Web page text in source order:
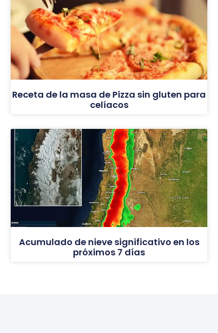
Receta de la masa de Pizza sin gluten para
celíacos
Acumulado de nieve significativo en los
próximos 7 días